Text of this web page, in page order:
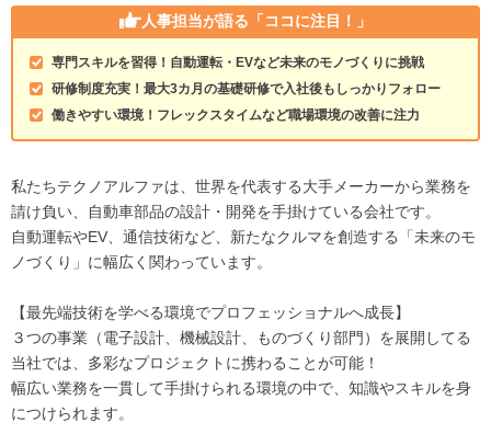
人事担当が語る 「ココに注目！」
専門スキルを習得！自動運転・EVなど未来のモノづくりに挑戦
研修制度充実！最大3カ月の基礎研修で入社後もしっかりフォロー
働きやすい環境！フレックスタイムなど職場環境の改善に注力
私たちテクノアルファは、世界を代表する大手メーカーから業務を
請け負い、自動車部品の設計・開発を手掛けている会社です。
自動運転やEV、通信技術など、新たなクルマを創造する「未来のモ
ノづくり」に幅広く関わっています。
【最先端技術を学べる環境でプロフェッショナルへ成長】
３つの事業（電子設計、機械設計、ものづくり部門）を展開してる
当社では、多彩なプロジェクトに携わることが可能！
幅広い業務を一貫して手掛けられる環境の中で、知識やスキルを身
につけられます。